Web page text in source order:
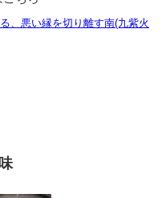
、悪い縁を切り離す南(九紫火